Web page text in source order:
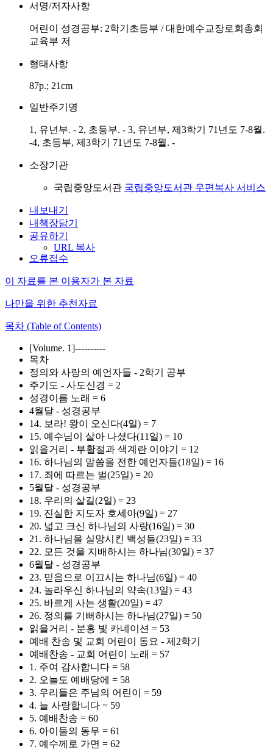
서명/저자사항
어린이 성경공부: 2학기초등부 / 대한예수교장로회총회
교육부 저
형태사항
87p.; 21cm
일반주기명
1, 유년부. - 2, 초등부. - 3, 유년부, 제3학기 71년도 7-8월.
-4, 초등부, 제3학기 71년도 7-8월. -
소장기관
국립중앙도서관 국립중앙도서관 우편복사 서비스
내보내기
내책장담기
공유하기
URL 복사
오류접수
이 자료를 본 이용자가 본 자료
나만을 위한 추천자료
목차 (Table of Contents)
[Volume. 1]----------
목차
정의와 사랑의 예언자들 - 2학기 공부
주기도 - 사도신경 = 2
성경이름 노래 = 6
4월달 - 성경공부
14. 보라! 왕이 오신다(4일) = 7
15. 예수님이 살아 나셨다(11일) = 10
읽을거리 - 부활절과 색계란 이야기 = 12
16. 하나님의 말씀을 전한 예언자들(18일) = 16
17. 죄에 따르는 벌(25일) = 20
5월달 - 성경공부
18. 우리의 살길(2일) = 23
19. 진실한 지도자 호세아(9일) = 27
20. 넓고 크신 하나님의 사랑(16일) = 30
21. 하나님을 실망시킨 백성들(23일) = 33
22. 모든 것을 지배하시는 하나님(30일) = 37
6월달 - 성경공부
23. 믿음으로 이끄시는 하나님(6일) = 40
24. 놀라우신 하나님의 약속(13일) = 43
25. 바르게 사는 생활(20일) = 47
26. 정의를 기뻐하시는 하나님(27일) = 50
읽을거리 - 분홍 빛 카네이션 = 53
예배 찬송 및 교회 어린이 동요 - 제2학기
예배찬송 - 교회 어린이 노래 = 57
1. 주여 감사합니다 = 58
2. 오늘도 예배당에 = 58
3. 우리들은 주님의 어린이 = 59
4. 늘 사랑합니다 = 59
5. 예배찬송 = 60
6. 아이들의 동무 = 61
7. 예수께로 가면 = 62